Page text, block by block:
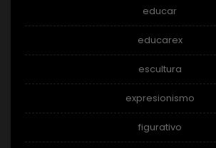
educar
educarex
escultura
expresionismo
figurativo